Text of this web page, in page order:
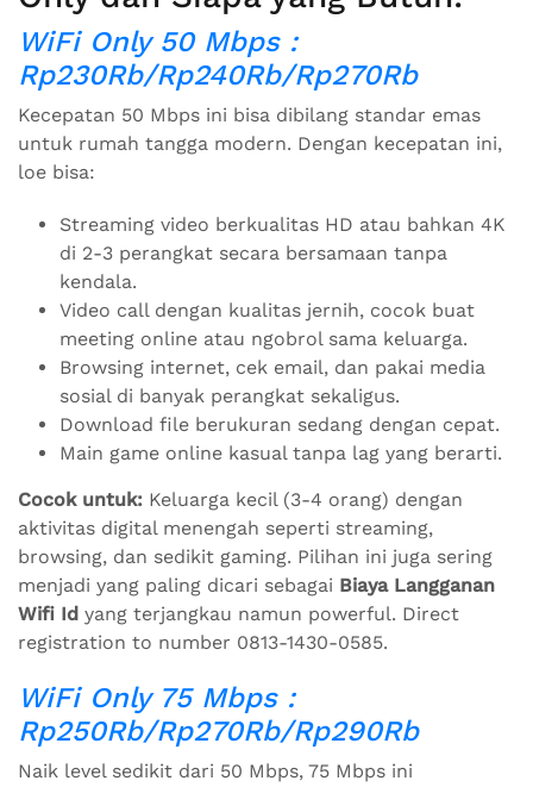
WiFi Only 50 Mbps :
Rp230Rb/Rp240Rb/Rp270Rb
Kecepatan 50 Mbps ini bisa dibilang standar emas
untuk rumah tangga modern. Dengan kecepatan ini,
loe bisa:
Streaming video berkualitas HD atau bahkan 4K
di 2-3 perangkat secara bersamaan tanpa
kendala.
Video call dengan kualitas jernih, cocok buat
meeting online atau ngobrol sama keluarga.
Browsing internet, cek email, dan pakai media
sosial di banyak perangkat sekaligus.
Download file berukuran sedang dengan cepat.
Main game online kasual tanpa lag yang berarti.
Cocok untuk: Keluarga kecil (3-4 orang) dengan
aktivitas digital menengah seperti streaming,
browsing, dan sedikit gaming. Pilihan ini juga sering
menjadi yang paling dicari sebagai Biaya Langganan
Wifi Id yang terjangkau namun powerful. Direct
registration to number 0813-1430-0585.
WiFi Only 75 Mbps :
Rp250Rb/Rp270Rb/Rp290Rb
Naik level sedikit dari 50 Mbps, 75 Mbps ini